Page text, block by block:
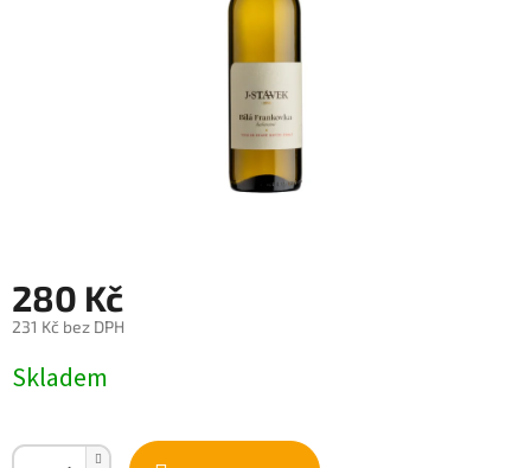
280 Kč
231 Kč bez DPH
cena:
Skladem